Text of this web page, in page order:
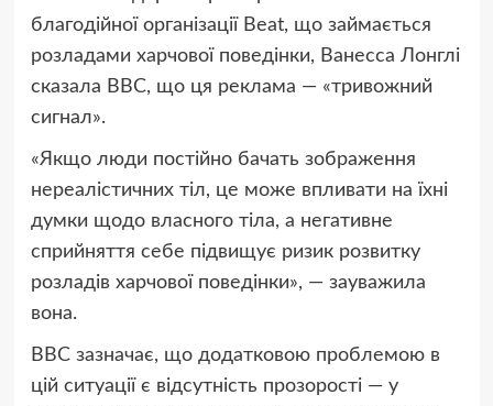
благодійної організації Beat, що займається
розладами харчової поведінки, Ванесса Лонглі
сказала BBC, що ця реклама — «тривожний
сигнал».
«Якщо люди постійно бачать зображення
нереалістичних тіл, це може впливати на їхні
думки щодо власного тіла, а негативне
сприйняття себе підвищує ризик розвитку
розладів харчової поведінки», — зауважила
вона.
BBC зазначає, що додатковою проблемою в
цій ситуації є відсутність прозорості — у